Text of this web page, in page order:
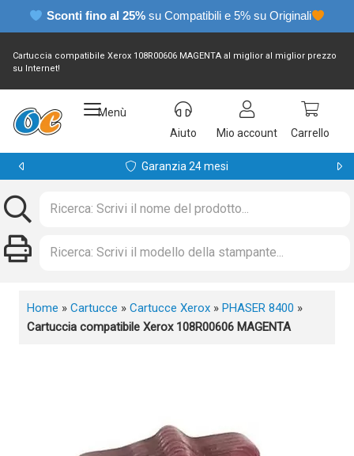
Sconti fino al 25% su Compatibili e 5% su Originali
Cartuccia compatibile Xerox 108R00606 MAGENTA al miglior al miglior prezzo
su Internet!
Menù
Aiuto
Mio account Carrello
Garanzia 24 mesi
Home » Cartucce » Cartucce Xerox » PHASER 8400 »
Cartuccia compatibile Xerox 108R00606 MAGENTA